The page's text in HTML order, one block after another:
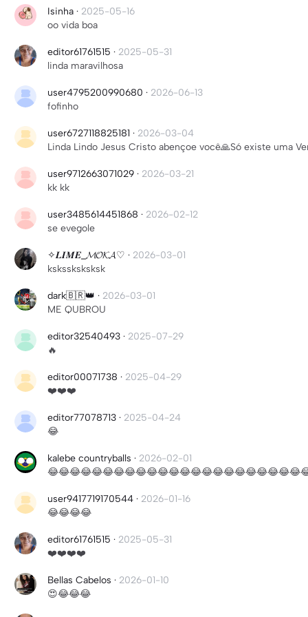
Isinha · 2025-05-16
oo vida boa
editor61761515 · 2025-05-31
linda maravilhosa
user4795200990680 · 2026-06-13
fofinho
user6727118825181 · 2026-03-04
Linda Lindo Jesus Cristo abençoe você🙏Só existe uma
user9712663071029 · 2026-03-21
kk kk
user3485614451868 · 2026-02-12
se evegole
✧𝑳𝑰𝑴𝑬_𝓜𝓞𝓚𝓐♡ · 2026-03-01
kskssksksksk
dark🇧🇷👑 · 2026-03-01
ME QUBROU
editor32540493 · 2025-07-29
🔥
editor00071738 · 2025-04-29
❤️❤️❤️
editor77078713 · 2025-04-24
😂
kalebe countryballs · 2026-02-01
user9417719170544 · 2026-01-16
😂😂😂😂
editor61761515 · 2025-05-31
❤️❤️❤️❤️
Bellas Cabelos · 2026-01-10
😍😂😂😂